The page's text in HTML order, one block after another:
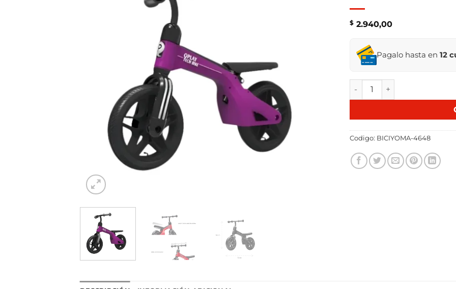
$ 2.940,00
Pagalo hasta en 12
BICICLETA SIN PEDAL
Codigo: BICIYOMA-4648